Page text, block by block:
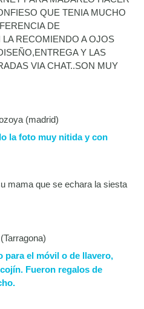
QUE TENIA MUCHO
DE
RECOMIENDO A OJOS
Y LAS
VIA CHAT..SON MUY
(madrid)
la foto muy nitida y con
mama que se echara la siesta
para el móvil o de llavero,
Fueron regalos de